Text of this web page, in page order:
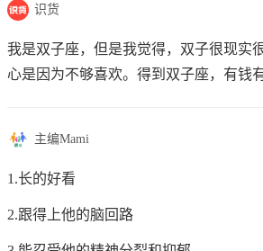
识货
我是双子座，但是我觉得，双子很现实
心是因为不够喜欢。得到双子座，有钱
主编Mami
1.长的好看
2.跟得上他的脑回路